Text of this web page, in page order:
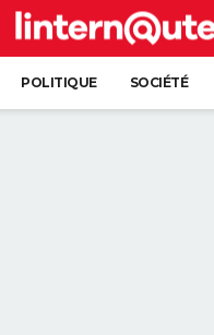
POLITIQUE SOCIÉTÉ